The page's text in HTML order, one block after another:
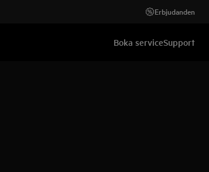
Erbjudanden
Boka serviceSupport